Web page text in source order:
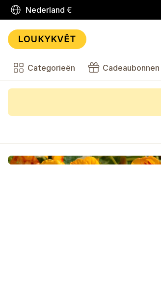
Nederland €
Categorieën Cadeaubonnen